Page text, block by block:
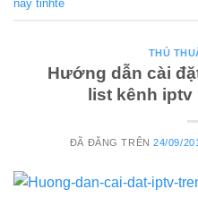
nay tinhte
THỦ
Hướng dẫn cài
list kênh
ĐÃ ĐĂNG TRÊN24/09/